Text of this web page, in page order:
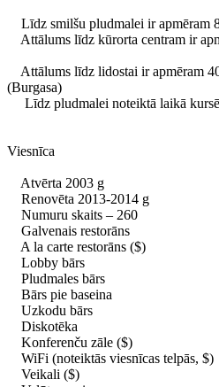
Līdz smilšu pludmalei ir apmēram
Attālums līdz kūrorta centram ir
Attālums līdz lidostai ir apmēram
(Burgasa)
Līdz pludmalei noteiktā laikā kursē
Viesnīca
Atvērta 2003 g
Renovēta 2013-2014 g
Numuru skaits – 260
Galvenais restorāns
A la carte restorāns ($)
Lobby bārs
Pludmales bārs
Bārs pie baseina
Uzkodu bārs
Diskotēka
Konferenču zāle ($)
WiFi (noteiktās viesnīcas telpās, $)
Veikali ($)